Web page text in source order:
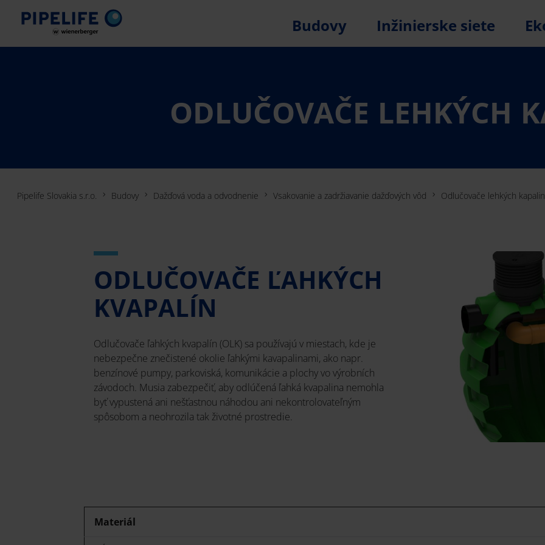
Budovy Inžinierske siete
ODLUČOVAČE LEHKÝCH
Pipelife Slovakia s.r.o. Budovy Dažďová voda a odvodnenie Vsakovanie a zadržiavanie dažďových vôd Odlučovače lehkých kapalin
ODLUČOVAČE ĽAHKÝCH
KVAPALÍN
Odlučovače ľahkých kvapalín (OLK) sa používajú v miestach, kde je
nebezpečne znečistené okolie ľahkými kavapalinami, ako napr.
benzínové pumpy, parkoviská, komunikácie a plochy vo výrobních
závodoch. Musia zabezpečiť, aby odlúčená ľahká kvapalina nemohla
byť vypustená ani nešťastnou náhodou ani nekontrolovateľným
spôsobom a neohrozila tak životné prostredie.
Materiál